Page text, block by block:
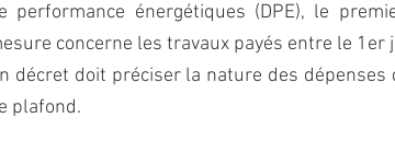
performance énergétiques (DPE), le
concerne les travaux payés entre le
décret doit préciser la nature des
plafond.